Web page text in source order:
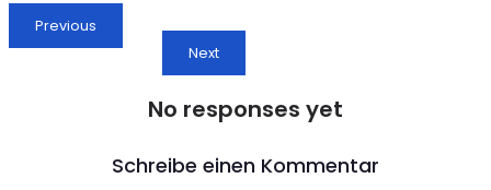
Previous
Next
No responses yet
Schreibe einen Kommentar